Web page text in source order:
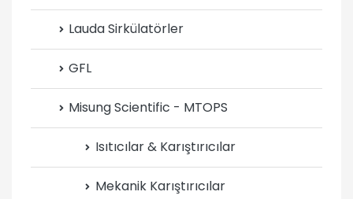
Lauda Sirkülatörler
GFL
Misung Scientific - MTOPS
Isıtıcılar & Karıştırıcılar
Mekanik Karıştırıcılar